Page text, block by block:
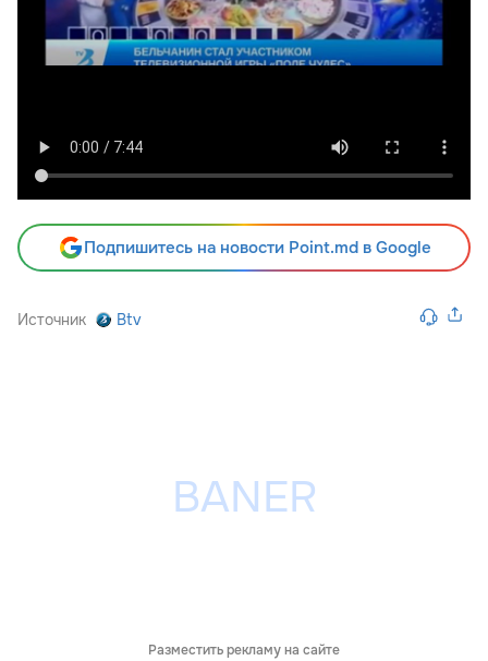
Подпишитесь на новости Point.md в Google
Источник Btv
Разместить рекламу на сайте